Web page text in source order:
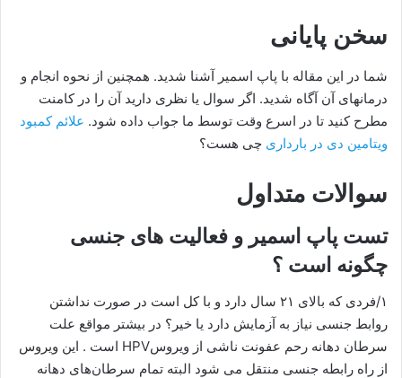
سخن پایانی
شما در این مقاله با پاپ اسمیر آشنا شدید. همچنین از نحوه انجام و
درمانهای آن آگاه شدید. اگر سوال یا نظری دارید آن را در کامنت
مطرح کنید تا در اسرع وقت توسط ما جواب داده شود. علائم کمبود
ویتامین دی در بارداری چی هست؟
سوالات متداول
تست پاپ اسمیر و فعالیت ‌های جنسی
چگونه است ؟
۱/فردی که بالای ۲۱ سال دارد و با کل است در صورت نداشتن
روابط جنسی نیاز به آزمایش دارد یا خیر؟ در بیشتر مواقع علت
سرطان دهانه رحم عفونت ناشی از ویروسHPV است . این ویروس
از راه رابطه جنسی منتقل می شود البته تمام سرطان‌های دهانه